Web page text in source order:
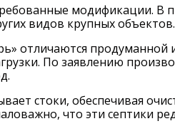
модификации. В
видов крупных объектов.
отличаются
По заявлению
стоки, обеспечивая
что эти септики